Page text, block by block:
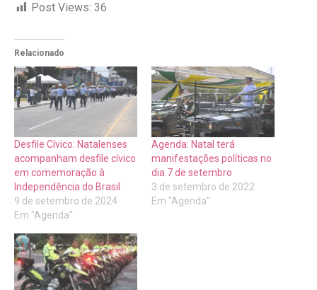
Post Views: 36
Relacionado
Desfile Cívico: Natalenses
acompanham desfile cívico
em comemoração à
Independência do Brasil
9 de setembro de 2024
Em "Agenda"
Agenda: Natal terá
manifestações políticas no
dia 7 de setembro
3 de setembro de 2022
Em "Agenda"